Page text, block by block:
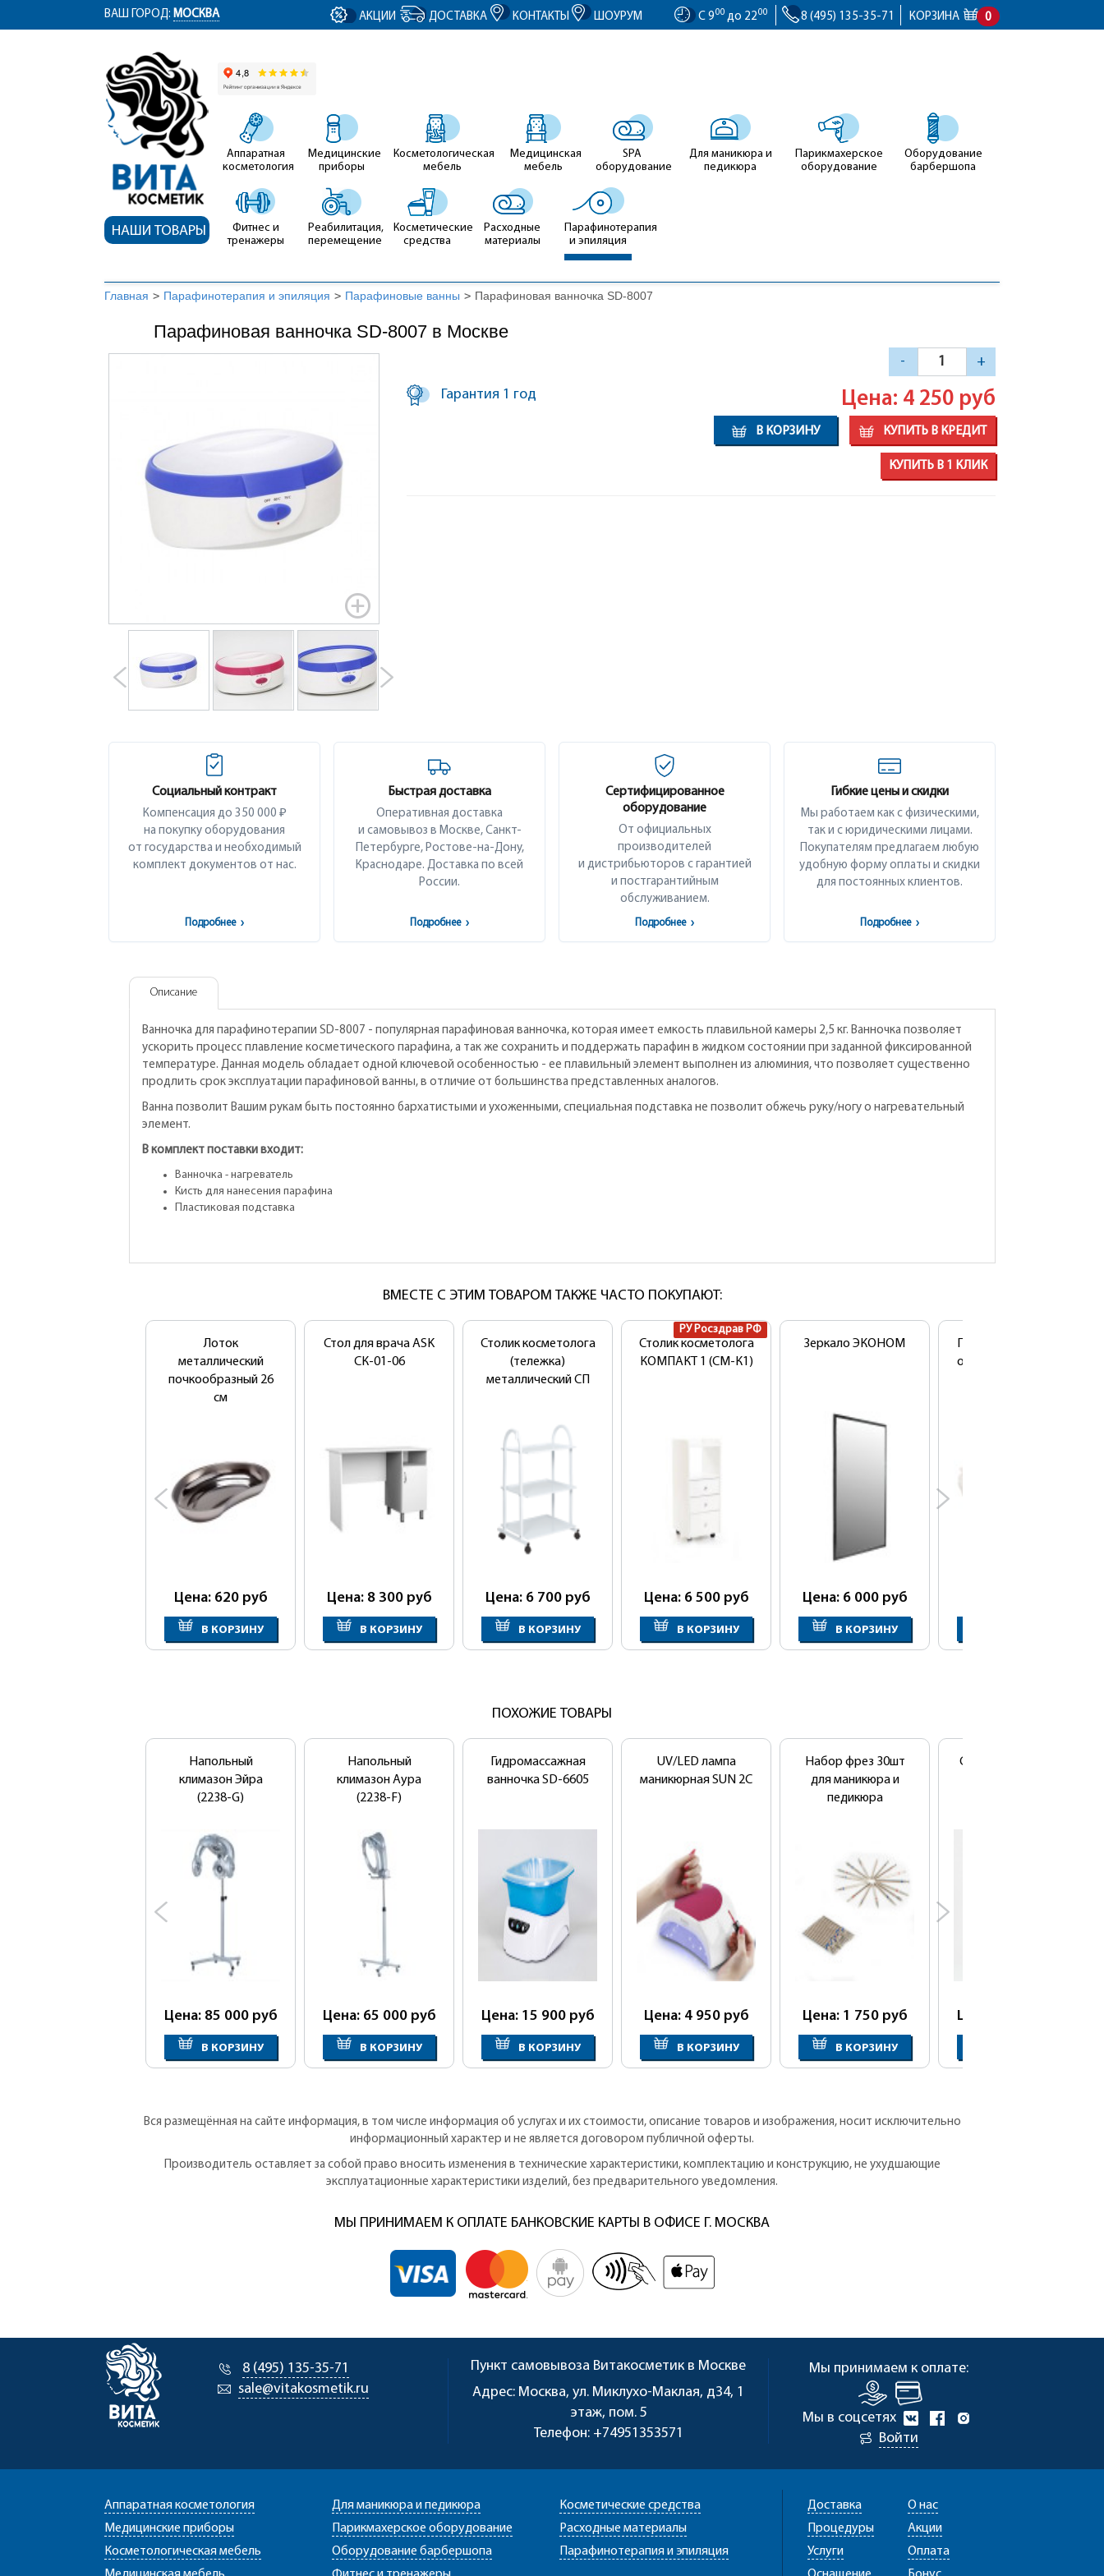
ym(12767704, 'getClientID', function(clientID) { document.getElementById('clientID').value = clientID; });
ВАШ ГОРОД: МОСКВА АКЦИИ ДОСТАВКА КОНТАКТЫ ШОУРУМ С 900 до 2200 8 (495) 135-35-71 КОРЗИНА 0
НАШИ ТОВАРЫ
Аппаратная
косметология
Медицинские
приборы
Косметологическая
мебель
Медицинская
мебель
SPA
оборудование
Для маникюра и
педикюра
Парикмахерское
оборудование
Оборудование
барбершопа
Фитнес и
тренажеры
Реабилитация,
перемещение
Косметические
средства
Расходные
материалы
Парафинотерапия
и эпиляция
Главная > Парафинотерапия и эпиляция > Парафиновые ванны > Парафиновая ванночка SD-8007
Парафиновая ванночка SD-8007 в Москве
- +
Гарантия 1 год Цена: 4 250 руб
В КОРЗИНУ КУПИТЬ В КРЕДИТ
КУПИТЬ В 1 КЛИК
Социальный контракт
Компенсация до 350 000 ₽
на покупку оборудования
от государства и необходимый
комплект документов от нас.
Подробнее ›
Быстрая доставка
Оперативная доставка
и самовывоз в Москве, Санкт-
Петербурге, Ростове-на-Дону,
Краснодаре. Доставка по всей
России.
Подробнее ›
Сертифицированное
оборудование
От официальных
производителей
и дистрибьюторов с гарантией
и постгарантийным
обслуживанием.
Подробнее ›
Гибкие цены и скидки
Мы работаем как с физическими,
так и с юридическими лицами.
Покупателям предлагаем любую
удобную форму оплаты и скидки
для постоянных клиентов.
Подробнее ›
Описание
Ванночка для парафинотерапии SD-8007 - популярная парафиновая ванночка, которая имеет емкость плавильной камеры 2,5 кг. Ванночка позволяет
ускорить процесс плавление косметического парафина, а так же сохранить и поддержать парафин в жидком состоянии при заданной фиксированной
температуре. Данная модель обладает одной ключевой особенностью - ее плавильный элемент выполнен из алюминия, что позволяет существенно
продлить срок эксплуатации парафиновой ванны, в отличие от большинства представленных аналогов.
Ванна позволит Вашим рукам быть постоянно бархатистыми и ухоженными, специальная подставка не позволит обжечь руку/ногу о нагревательный
элемент.
В комплект поставки входит:
Ванночка - нагреватель
Кисть для нанесения парафина
Пластиковая подставка
ВМЕСТЕ С ЭТИМ ТОВАРОМ ТАКЖЕ ЧАСТО ПОКУПАЮТ:
Лоток
металлический
почкообразный 26
см
Цена: 620 руб
В КОРЗИНУ
Стол для врача ASK
СК-01-06
Цена: 8 300 руб
В КОРЗИНУ
Столик косметолога
(тележка)
металлический СП
Цена: 6 700 руб
В КОРЗИНУ
РУ Росздрав РФ
Столик косметолога
КОМПАКТ 1 (СМ-К1)
Цена: 6 500 руб
В КОРЗИНУ
Зеркало ЭКОНОМ
Цена: 6 000 руб
В КОРЗИНУ
одноразовые 50шт/
ПОХОЖИЕ ТОВАРЫ
Напольный
климазон Эйра
(2238-G)
Цена: 85 000 руб
В КОРЗИНУ
Напольный
климазон Аура
(2238-F)
Цена: 65 000 руб
В КОРЗИНУ
Гидромассажная
ванночка SD-6605
Цена: 15 900 руб
В КОРЗИНУ
UV/LED лампа
маникюрная SUN 2C
Цена: 4 950 руб
В КОРЗИНУ
Набор фрез 30шт
для маникюра и
педикюра
Цена: 1 750 руб
В КОРЗИНУ
Сушуар напольный
Цена: 20 800
Вся размещённая на сайте информация, в том числе информация об услугах и их стоимости, описание товаров и изображения, носит исключительно
информационный характер и не является договором публичной оферты.
Производитель оставляет за собой право вносить изменения в технические характеристики, комплектацию и конструкцию, не ухудшающие
эксплуатационные характеристики изделий, без предварительного уведомления.
МЫ ПРИНИМАЕМ К ОПЛАТЕ БАНКОВСКИЕ КАРТЫ В ОФИСЕ Г. МОСКВА
8 (495) 135-35-71
sale@vitakosmetik.ru
Пункт самовывоза Витакосметик в Москве
Адрес: Москва, ул. Миклухо-Маклая, д34, 1
этаж, пом. 5
Телефон: +74951353571
Мы принимаем к оплате:
Мы в соцсетях
Войти
Аппаратная косметология
Медицинские приборы
Косметологическая мебель
Для маникюра и педикюра
Парикмахерское оборудование
Оборудование барбершопа
Косметические средства
Расходные материалы
Парафинотерапия и эпиляция
Доставка
Процедуры
Услуги
О нас
Акции
Оплата